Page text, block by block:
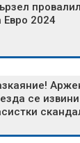
Евро 2024
се